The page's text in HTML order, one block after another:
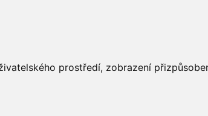
prostředí, zobrazení